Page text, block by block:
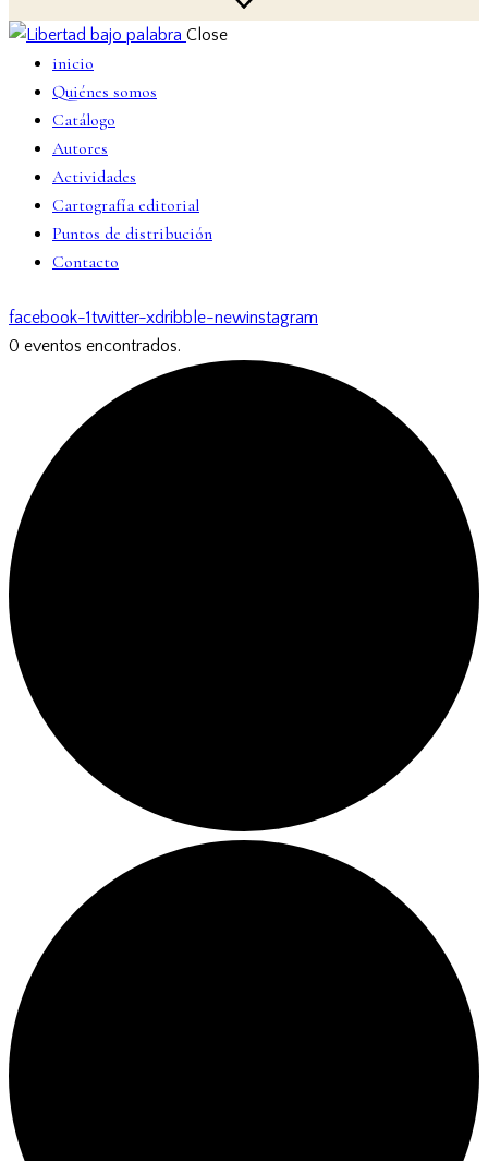
Close
inicio
Quiénes somos
Catálogo
Autores
Actividades
Cartografía editorial
Puntos de distribución
Contacto
facebook-1twitter-xdribble-newinstagram
0 eventos encontrados.